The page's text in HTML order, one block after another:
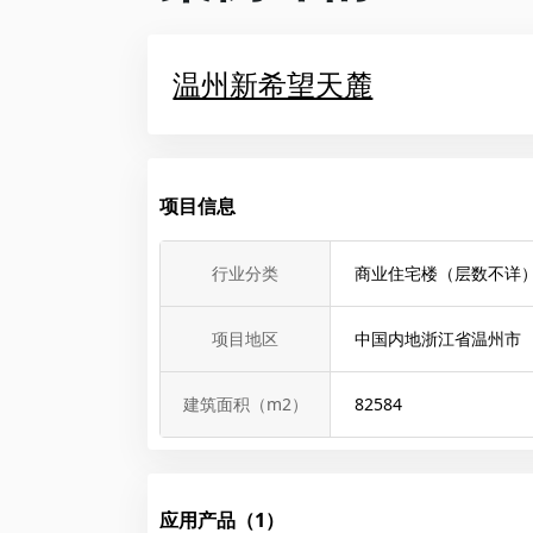
温州新希望天麓
项目信息
行业分类 商业住宅楼（层数不详
项目地区 中国内地浙江省温州市
建筑面积（m2） 82584
应用产品（1）